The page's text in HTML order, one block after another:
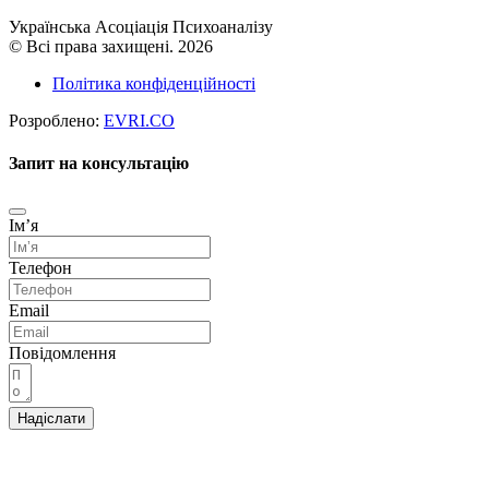
Українська Асоціація Психоаналізу
© Всі права захищені. 2026
Політика конфіденційності
Розроблено: EVRI.CO
Запит на консультацію
Імʼя
Телефон
Email
Повідомлення
Надіслати